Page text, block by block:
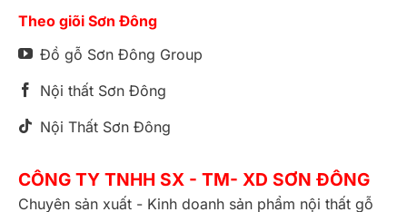
Theo giõi Sơn Đông
Đồ gỗ Sơn Đông Group
Nội thất Sơn Đông
Nội Thất Sơn Đông
CÔNG TY TNHH SX - TM- XD SƠN ĐÔNG
Chuyên sản xuất - Kinh doanh sản phẩm nội thất gỗ